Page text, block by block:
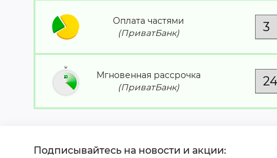
Оплата частями
(ПриватБанк)
Мгновенная рассрочка
(ПриватБанк)
Подписывайтесь на новости и акции: